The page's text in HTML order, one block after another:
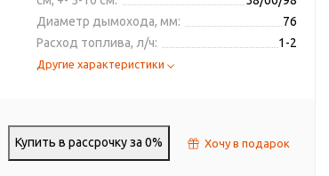
Диаметр дымохода, мм:
76
Расход топлива, л/ч:
1-2
Другие характеристики
Купить в рассрочку за 0% Хочу в подарок